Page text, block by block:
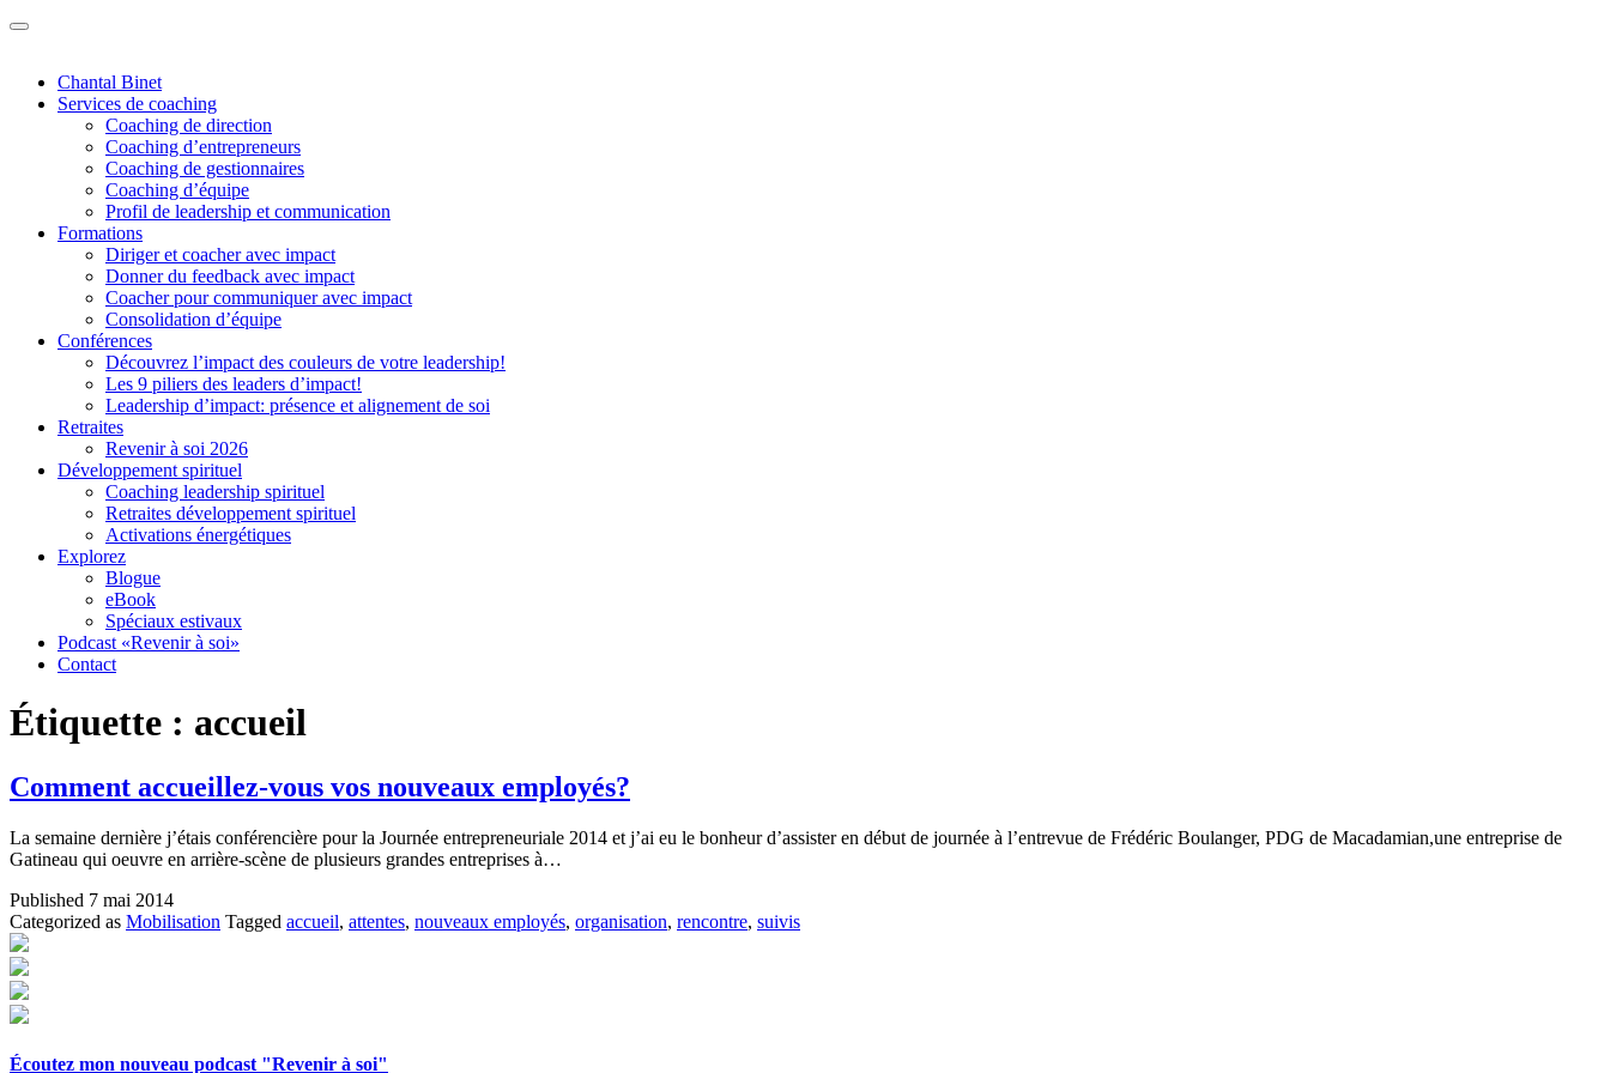
Chantal Binet
Services de coaching
Coaching de direction
Coaching d’entrepreneurs
Coaching de gestionnaires
Coaching d’équipe
Profil de leadership et communication
Formations
Diriger et coacher avec impact
Donner du feedback avec impact
Coacher pour communiquer avec impact
Consolidation d’équipe
Conférences
Découvrez l’impact des couleurs de votre leadership!
Les 9 piliers des leaders d’impact!
Leadership d’impact: présence et alignement de soi
Retraites
Revenir à soi 2026
Développement spirituel
Coaching leadership spirituel
Retraites développement spirituel
Activations énergétiques
Explorez
Blogue
eBook
Spéciaux estivaux
Podcast «Revenir à soi»
Contact
Étiquette : accueil
Comment accueillez-vous vos nouveaux employés?
La semaine dernière j’étais conférencière pour la Journée entrepreneuriale 2014 et j’ai eu le bonheur d’assister en début de journée à l’entrevue de Frédéric Boulanger, PDG de Macadamian,une entreprise de
Gatineau qui oeuvre en arrière-scène de plusieurs grandes entreprises à…
Published 7 mai 2014
Categorized as Mobilisation Tagged accueil, attentes, nouveaux employés, organisation, rencontre, suivis
Écoutez mon nouveau podcast "Revenir à soi"